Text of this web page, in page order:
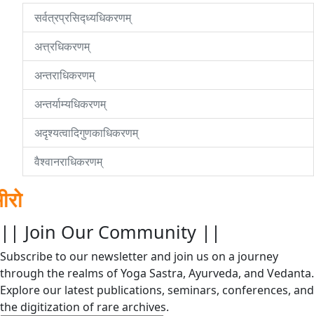
सर्वत्रप्रसिद्ध्यधिकरणम्
अत्त्रधिकरणम्
अन्तराधिकरणम्
अन्तर्याम्यधिकरणम्
अदृश्यत्वादिगुणकाधिकरणम्
वैश्वानराधिकरणम्
|| Join Our Community ||
Subscribe to our newsletter and join us on a journey
through the realms of Yoga Sastra, Ayurveda, and Vedanta.
Explore our latest publications, seminars, conferences, and
the digitization of rare archives.